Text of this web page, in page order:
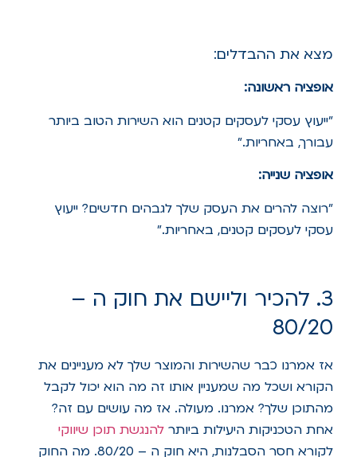
מצא את ההבדלים:
אופציה ראשונה:
"ייעוץ עסקי לעסקים קטנים הוא השירות הטוב ביותר
עבורך, באחריות."
אופציה שנייה:
"רוצה להרים את העסק שלך לגבהים חדשים? ייעוץ
עסקי לעסקים קטנים, באחריות."
3. להכיר וליישם את חוק ה –
80/20
אז אמרנו כבר שהשירות והמוצר שלך לא מעניינים את
הקורא ושכל מה שמעניין אותו זה מה הוא יכול לקבל
מהתוכן שלך? אמרנו. מעולה. אז מה עושים עם זה?
אחת הטכניקות היעילות ביותר להנגשת תוכן שיווקי
לקורא חסר הסבלנות, היא חוק ה – 80/20. מה החוק